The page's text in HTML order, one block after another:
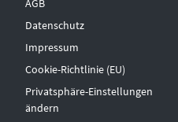
AGB
Datenschutz
Impressum
Cookie-Richtlinie (EU)
Privatsphäre-Einstellungen
ändern